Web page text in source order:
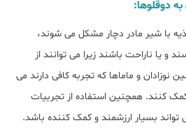
دوقلوها:
با شیر مادر دچار مشکل می شوند،
و یا ناراحت باشند زیرا می توانند از
و ماماها که تجربه کافی دارند می
کنند. همچنین استفاده از تجربیات
تواند بسیار ارزشمند و کمک کننده باشد.